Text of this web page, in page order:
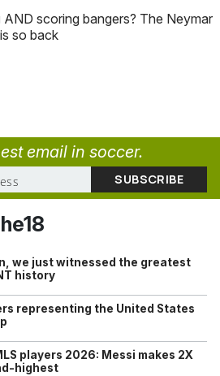
AND scoring bangers? The Neymar
so back
email in soccer.
we just witnessed the greatest
history
representing the United States
players 2026: Messi makes 2X
highest